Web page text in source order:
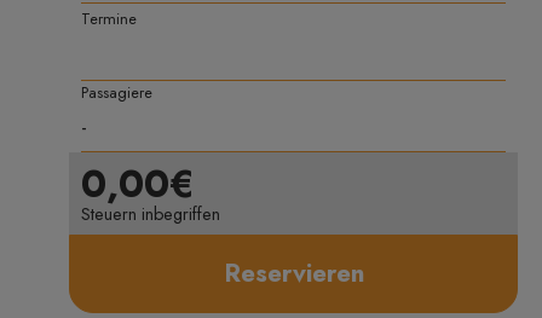
Termine
Passagiere
0,00€
Steuern inbegriffen
Reservieren